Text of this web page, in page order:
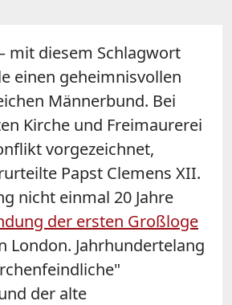
mit diesem Schlagwort
einen geheimnisvollen
Männerbund. Bei
Kirche und Freimaurerei
vorgezeichnet,
Papst Clemens XII.
nicht einmal 20 Jahre
der ersten Großloge
London. Jahrhundertelang
der alte